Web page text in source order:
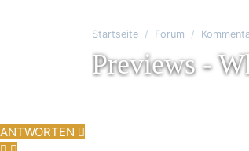
Startseite Forum
Previews -
ANTWORTEN